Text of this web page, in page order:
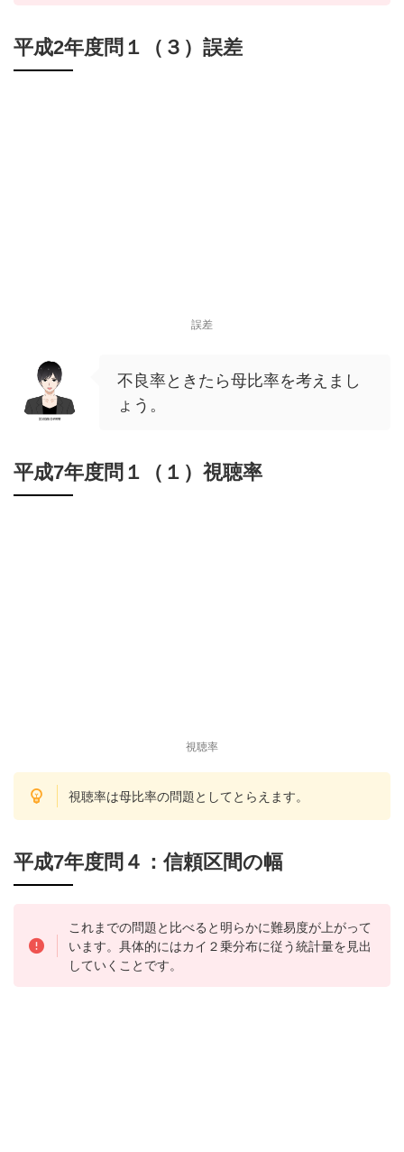
平成2年度問１（３）誤差
誤差
不良率ときたら母比率を考えまし
ょう。
平成7年度問１（１）視聴率
視聴率
視聴率は母比率の問題としてとらえます。
平成7年度問４：信頼区間の幅
これまでの問題と比べると明らかに難易度が上がって
います。具体的にはカイ２乗分布に従う統計量を見出
していくことです。